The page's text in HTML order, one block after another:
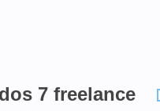
7 freelance